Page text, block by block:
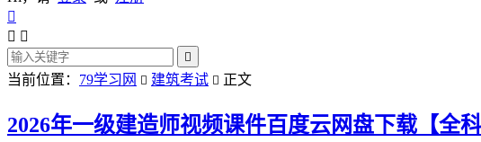

 

当前位置： 79学习网  建筑考试  正文
2026年一级建造师视频课件百度云网盘下载【全科